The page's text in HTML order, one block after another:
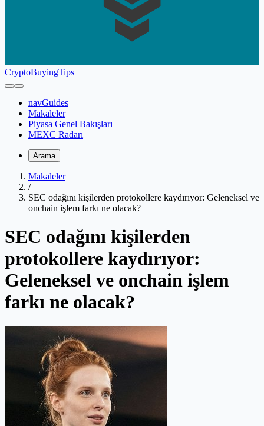
CryptoBuyingTips
navGuides
Makaleler
Piyasa Genel Bakışları
MEXC Radarı
Arama
Makaleler
/
SEC odağını kişilerden protokollere kaydırıyor: Geleneksel ve
onchain işlem farkı ne olacak?
SEC odağını kişilerden
protokollere kaydırıyor:
Geleneksel ve onchain işlem
farkı ne olacak?